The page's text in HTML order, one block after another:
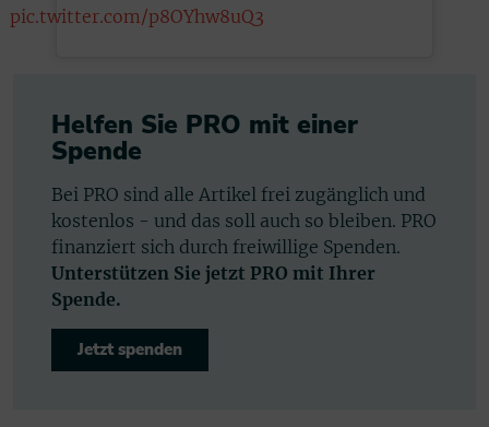
pic.twitter.com/p8OYhw8uQ3
Helfen Sie PRO mit einer
Spende
Bei PRO sind alle Artikel frei zugänglich und
kostenlos - und das soll auch so bleiben. PRO
finanziert sich durch freiwillige Spenden.
Unterstützen Sie jetzt PRO mit Ihrer
Spende.
Jetzt spenden